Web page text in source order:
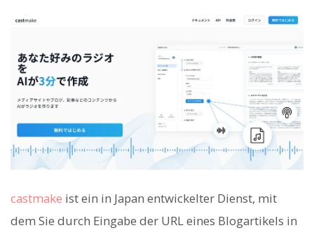
castmake ist ein in Japan entwickelter Dienst, mit
dem Sie durch Eingabe der URL eines Blogartikels in